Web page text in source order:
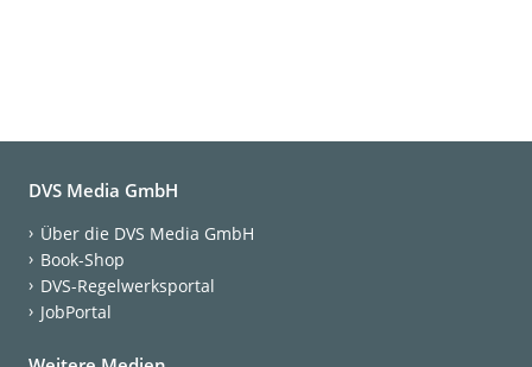
DVS Media GmbH
Über die DVS Media GmbH
Book-Shop
DVS-Regelwerksportal
JobPortal